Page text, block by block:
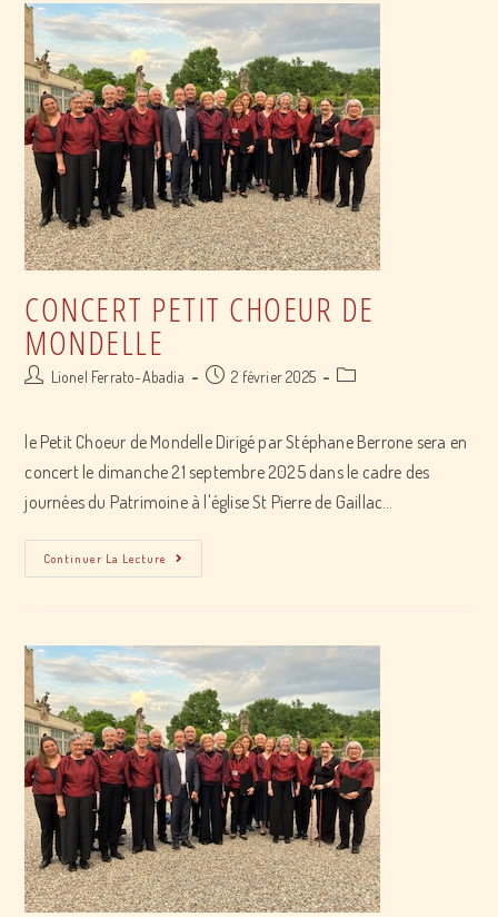
Plectre
de
Toulouse
CONCERT PETIT CHOEUR DE
MONDELLE
Post Lionel Ferrato-Abadia
Post 2 février 2025
Post
le Petit Choeur de Mondelle Dirigé par Stéphane Berrone sera en
concert le dimanche 21 septembre 2025 dans le cadre des
journées du Patrimoine à l'église St Pierre de Gaillac…
Continuer La Lecture
Petit
Mondelle